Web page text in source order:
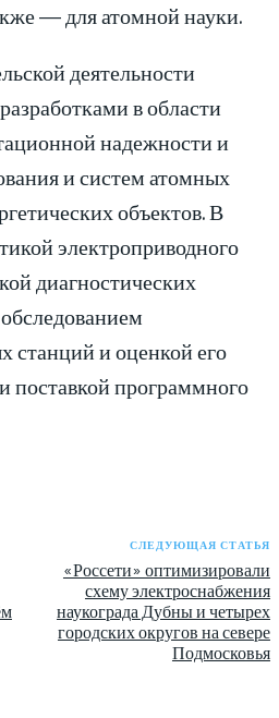
— для атомной науки.
деятельности
в области
надежности и
и систем атомных
объектов. В
электроприводного
диагностических
станций и оценкой его
поставкой программного
СЛЕДУЮЩАЯ СТАТЬЯ
«Россети» оптимизировали
схему электроснабжения
наукограда Дубны и четырех
городских округов на севере
Подмосковья